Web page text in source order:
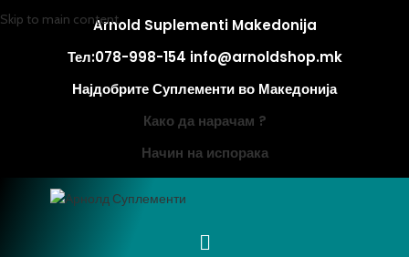
Skip to main contentArnold Suplementi Makedonija
Тел:078-998-154 info@arnoldshop.mk
Најдобрите Суплементи во Македонија
Како да нарачам ?
Начин на испорака